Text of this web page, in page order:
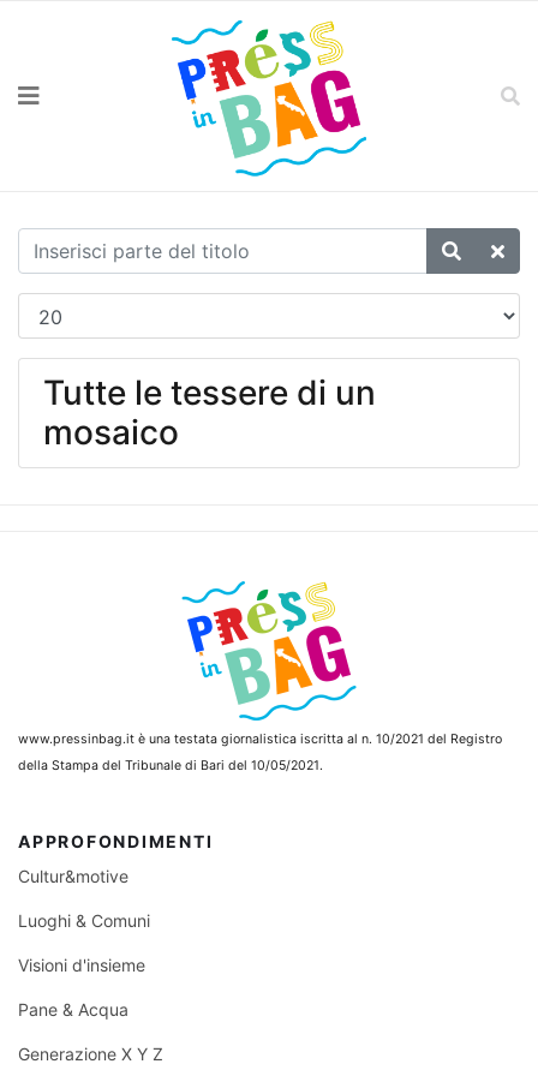
Tutte le tessere di un
mosaico
www.pressinbag.it è una testata giornalistica iscritta al n. 10/2021 del Registro
della Stampa del Tribunale di Bari del 10/05/2021.
APPROFONDIMENTI
Cultur&motive
Luoghi & Comuni
Visioni d'insieme
Pane & Acqua
Generazione X Y Z